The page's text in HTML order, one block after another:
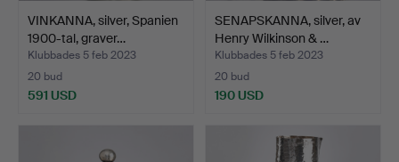
VINKANNA, silver, Spanien
1900-tal, graver…
Klubbades 5 feb 2023
20 bud
591 USD
SENAPSKANNA, silver, av
Henry Wilkinson & …
Klubbades 5 feb 2023
20 bud
190 USD